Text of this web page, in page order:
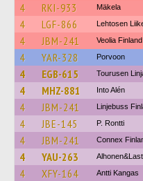
4 RKI-933 Mäkela
4 LGF-866 Lehtosen
4 JBM-241 Veolia Finland
4 YAR-328 Porvoon
4 EGB-615 Tourusen
4 MHZ-881 Into Alén
4 JBM-241 Linjebuss
4 JBE-145 P. Rontti
4 JBM-241 Connex
4 YAU-263
4 XFY-164 Antti Kangas